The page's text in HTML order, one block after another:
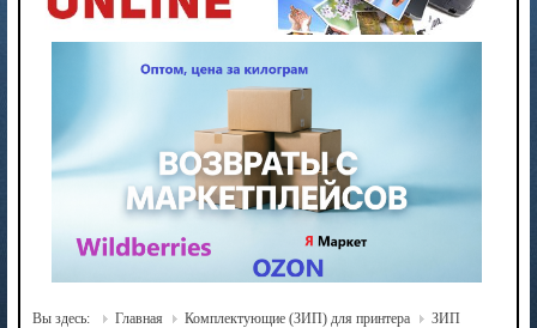
Вы здесь: Главная Комплектующие (ЗИП) для принтера
ЗИП